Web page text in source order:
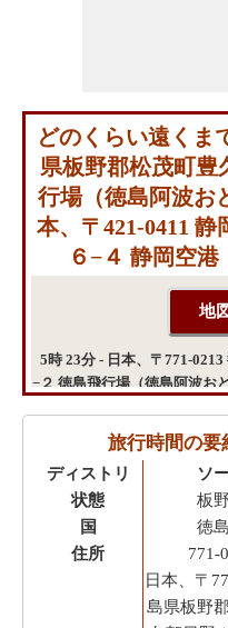
どのくらい遠くま
県板野郡松茂町豊
行場（徳島阿波お
本、〒421-0411
６−４ 静岡空
5時 23分 - 日本、〒771-
−２ 徳島飛行場（徳島阿波お
旅行時間の要
ディストリ
状態
国
住所
ソ
板
徳
771-
日本、〒
島県板野